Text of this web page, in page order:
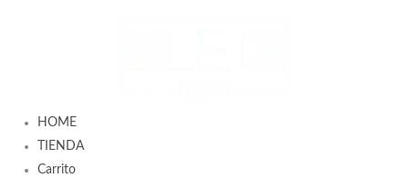
HOME
TIENDA
Carrito